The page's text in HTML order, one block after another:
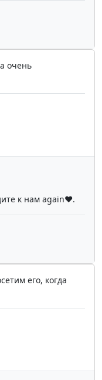
очень
к нам again❤️.
его, когда